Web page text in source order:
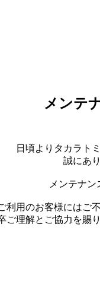
メンテ
日頃よりタカラト
誠にあ
メンテナ
利用のお客様にはご
ご理解とご協力を賜